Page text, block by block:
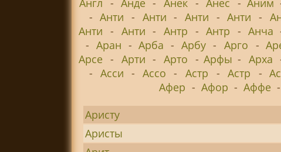
Англ - Анде - Анек - Анес - Аним
- Анти - Анти - Анти - Анти -
Анти - Анти - Антр - Антр - Анча
- Аран - Арба - Арбу - Арго -
Арсе - Арти - Арто - Арфы - Арха
- Асси - Ассо - Астр - Астр -
Афер - Афор - Аффе -
Аристу
Аристы